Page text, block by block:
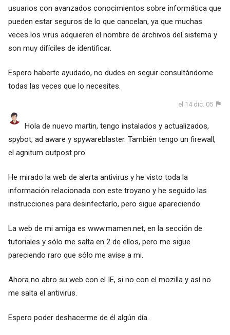
usuarios con avanzados conocimientos sobre informática que
pueden estar seguros de lo que cancelan, ya que muchas
veces los virus adquieren el nombre de archivos del sistema y
son muy difíciles de identificar.
Espero haberte ayudado, no dudes en seguir consultándome
todas las veces que lo necesites.
el 14 dic. 05
Hola de nuevo martin, tengo instalados y actualizados,
spybot, ad aware y spywareblaster. También tengo un firewall,
el agnitum outpost pro.
He mirado la web de alerta antivirus y he visto toda la
información relacionada con este troyano y he seguido las
instrucciones para desinfectarlo, pero sigue apareciendo.
La web de mi amiga es www.mamen.net, en la sección de
tutoriales y sólo me salta en 2 de ellos, pero me sigue
pareciendo raro que sólo me avise a mi.
Ahora no abro su web con el IE, si no con el mozilla y así no
me salta el antivirus.
Espero poder deshacerme de él algún día.